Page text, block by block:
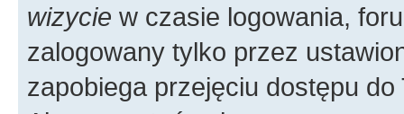
wizycie w czasie logowania,
zalogowany tylko przez
zapobiega przejęciu dostępu